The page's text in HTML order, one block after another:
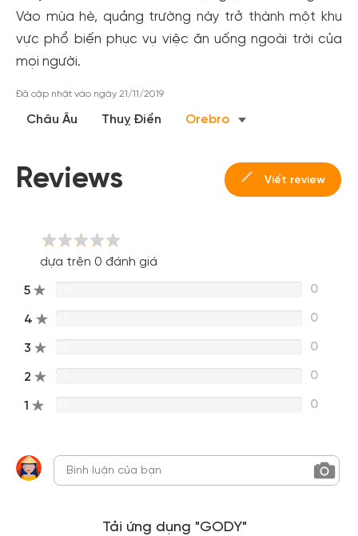
Vào mùa hè, quảng trường này trở thành một khu
vực phổ biến phục vụ việc ăn uống ngoài trời của
mọi người.
Đã cập nhật vào ngày 21/11/2019
Châu Âu Thuỵ Điển Orebro
Reviews Viết review
dựa trên 0 đánh giá
5 0
4 0
3 0
2 0
1 0
Tải ứng dụng "GODY"
Tạo tài khoản nhanh - nhận nhiều ưu
đãi!
cho cộng đồng.
Đăng nhập Facebook